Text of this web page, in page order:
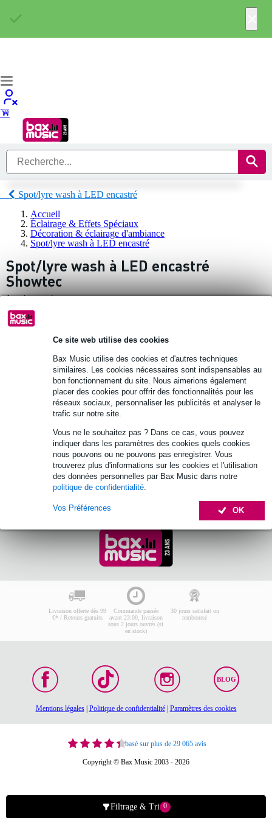
Ce site web utilise des cookies
Bax Music utilise des cookies et d'autres techniques
similaires. Les cookies nécessaires sont indispensables au
bon fonctionnement du site. Nous aimerions également
placer des cookies pour offrir des fonctionnalités pour les
réseaux sociaux, personnaliser les publicités et analyser le
trafic sur notre site.
Vous ne le souhaitez pas ? Dans ce cas, vous pouvez
indiquer dans les paramètres des cookies quels cookies
nous pouvons ou ne pouvons pas enregistrer. Vous
trouverez plus d'informations sur les cookies et l'utilisation
des données personnelles par Bax Music dans notre
politique de confidentialité.
OK
Vos Préférences
Spot/lyre wash à LED encastré
Accueil
Éclairage & Effets Spéciaux
Décoration & éclairage d'ambiance
Spot/lyre wash à LED encastré
Spot/lyre wash à LED encastré
Showtec
1produit trouvé.
Top 10
Showtec Pixel Dot 50 mm LED RGB pour
installation fixe au plafond
Prix public 24,40 €
En stock chez le fournisseur
Ajouter au panier
Filtrage & Tri 0
Livraison offerte dès 99
€* / Retours gratuits
Commande passée
avant 23:00, livraison
sous 2 jours ouvrés (si
en stock)
30 jours satisfait ou
remboursé
BLOG
Mentions légales| Politique de confidentialité| Paramètres des cookies
basé sur plus de 29 065 avis
Copyright © Bax Music 2003 - 2026